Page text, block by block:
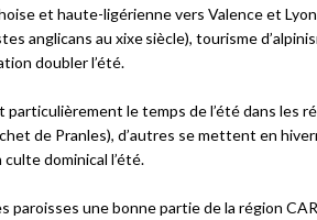
et haute-ligérienne vers Valence et
anglicans au xixesiècle), tourisme
doubler l’été.
particulièrement le temps de l’été dans
de Pranles), d’autres se mettent en
culte dominical l’été.
paroisses une bonne partie de la région